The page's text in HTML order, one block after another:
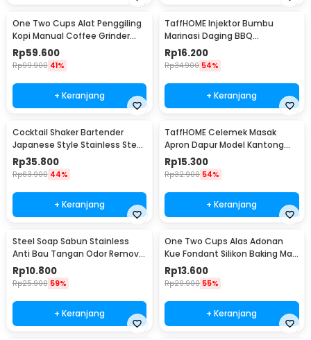
One Two Cups Alat Penggiling
Kopi Manual Coffee Grinder
Portable - WFCG9800
Rp59.600
Rp99.900 41%
+ Keranjang
TaffHOME Injektor Bumbu
Marinasi Daging BBQ
Seasoning Injector - HC117
Rp16.200
Rp34.900 54%
+ Keranjang
Cocktail Shaker Bartender
Japanese Style Stainless Steel
200ml
Rp35.800
Rp63.900 44%
+ Keranjang
TaffHOME Celemek Masak
Apron Dapur Model Kantong
Pola Spatula - JJ41
Rp15.300
Rp32.900 54%
+ Keranjang
Steel Soap Sabun Stainless
Anti Bau Tangan Odor Remove
- HW071
Rp10.800
Rp25.900 59%
+ Keranjang
One Two Cups Alas Adonan
Kue Fondant Silikon Baking Mat
Anti Slip - JJ3873
Rp13.600
Rp29.900 55%
+ Keranjang